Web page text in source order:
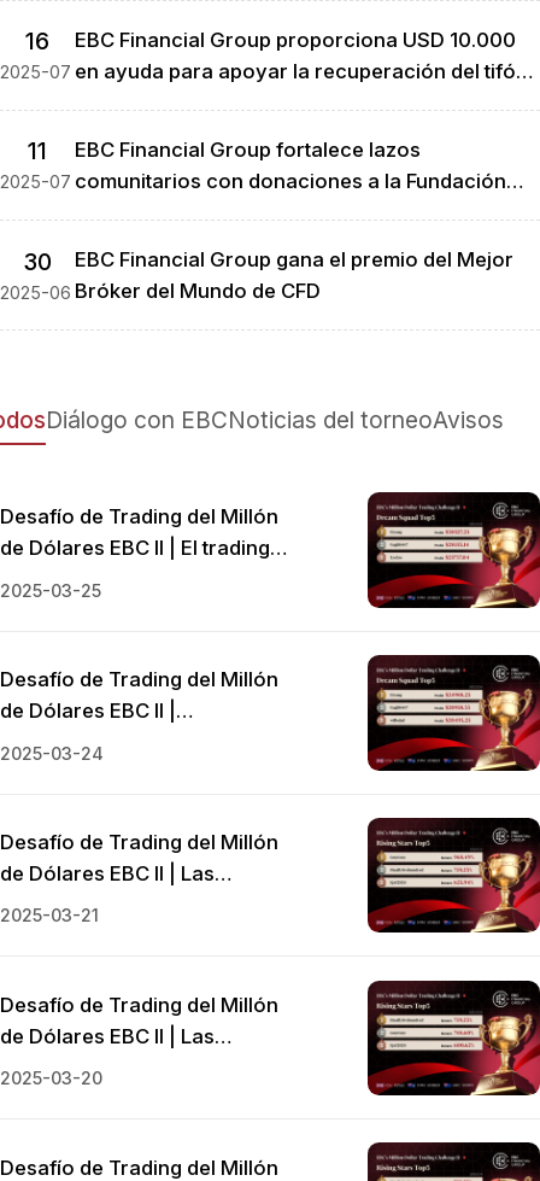
16
2025-07
EBC Financial Group proporciona USD 10.000
en ayuda para apoyar la recuperación del tifón
11
2025-07
EBC Financial Group fortalece lazos
comunitarios con donaciones a la Fundación
30
2025-06
EBC Financial Group gana el premio del Mejor
Bróker del Mundo de CFD
Diálogo con EBCNoticias del torneoAvisos
2025-03-25
Desafío de Trading del Millón
de Dólares EBC II | El trading
de oro cobra protagonismo
2025-03-24
Desafío de Trading del Millón
de Dólares EBC II |
Movimientos audaces con el
2025-03-21
Desafío de Trading del Millón
de Dólares EBC II | Las
estrellas en ascenso se
2025-03-20
Desafío de Trading del Millón
de Dólares EBC II | Las
estrellas en ascenso
Desafío de Trading del Millón